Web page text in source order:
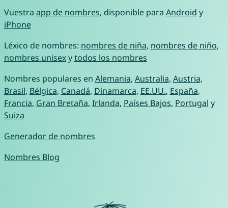
Vuestra app de nombres, disponible para Android y
iPhone
Léxico de nombres: nombres de niña, nombres de niño,
nombres unisexytodos los nombres
Nombres populares en Alemania, Australia, Austria,
Brasil, Bélgica, Canadá, Dinamarca, EE.UU., España,
Francia, Gran Bretaña, Irlanda, Países Bajos, Portugal y
Suiza
Generador de nombres
Nombres Blog